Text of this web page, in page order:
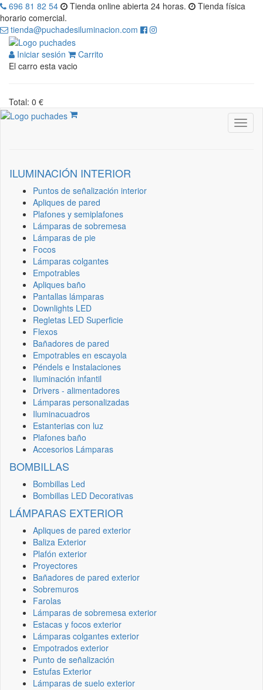
696 81 82 54 Tienda online abierta 24 horas.
Tienda física
horario comercial.
tienda@puchadesiluminacion.com
Iniciar sesión
Carrito
El carro esta vacio
Total: 0 €
ILUMINACIÓN INTERIOR
Puntos de señalización interior
Apliques de pared
Plafones y semiplafones
Lámparas de sobremesa
Lámparas de pie
Focos
Lámparas colgantes
Empotrables
Apliques baño
Pantallas lámparas
Downlights LED
Regletas LED Superficie
Flexos
Bañadores de pared
Empotrables en escayola
Péndels e Instalaciones
Iluminación infantil
Drivers - alimentadores
Lámparas personalizadas
Iluminacuadros
Estanterias con luz
Plafones baño
Accesorios Lámparas
BOMBILLAS
Bombillas Led
Bombillas LED Decorativas
LÁMPARAS EXTERIOR
Apliques de pared exterior
Baliza Exterior
Plafón exterior
Proyectores
Bañadores de pared exterior
Sobremuros
Farolas
Lámparas de sobremesa exterior
Estacas y focos exterior
Lámparas colgantes exterior
Empotrados exterior
Punto de señalización
Estufas Exterior
Lámparas de suelo exterior